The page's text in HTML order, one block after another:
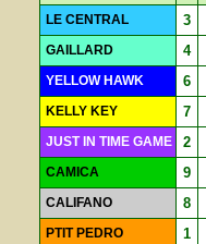
LE CENTRAL 3
GAILLARD 4
YELLOW HAWK 6
KELLY KEY 7
JUST IN TIME GAME 2
CAMICA 9
CALIFANO 8
PTIT PEDRO 1